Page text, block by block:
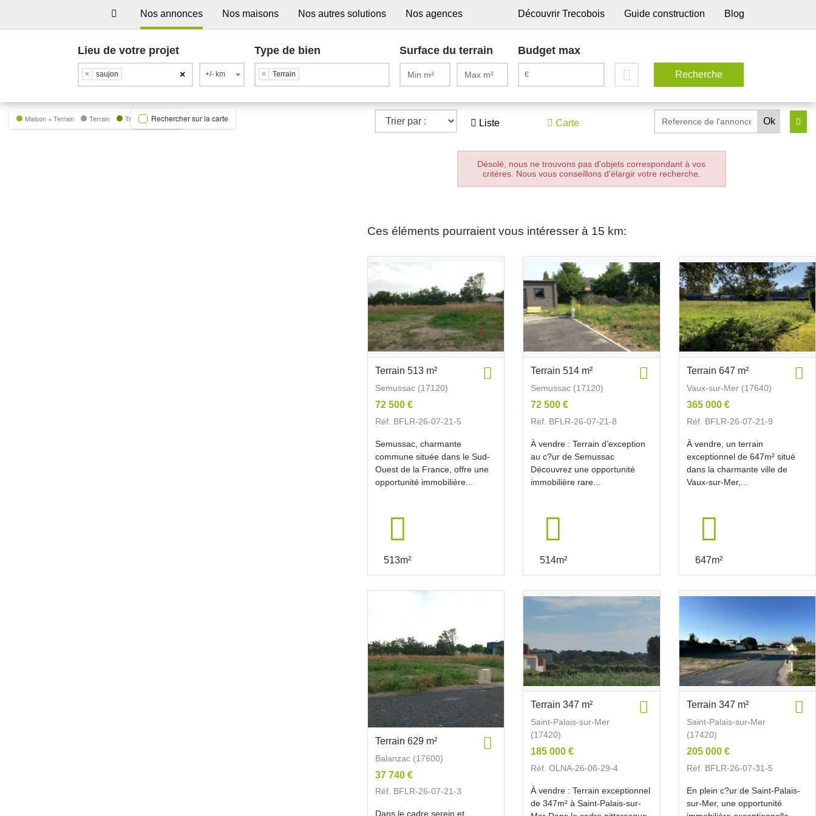
Nos annonces Nos maisons Nos autres solutions Nos agences Découvrir Trecobois Guide construction Blog
Lieu de votre projet
×
× saujon +/- km
Type de bien
× Terrain
Surface du terrain Budget max
Liste Carte
Maison + Terrain Terrain Trecobat GreenRechercher sur la carte
Désolé, nous ne trouvons pas d'objets correspondant à vos
critères. Nous vous conseillons d'élargir votre recherche.
Ces éléments pourraient vous intéresser à 15 km:
Terrain 513 m²
Semussac (17120)
72 500 €
Réf. BFLR-26-07-21-5
Semussac, charmante
commune située dans le Sud-
Ouest de la France, offre une
opportunité immobilière...
513m²
Terrain 514 m²
Semussac (17120)
72 500 €
Réf. BFLR-26-07-21-8
À vendre : Terrain d’exception
au c?ur de Semussac
Découvrez une opportunité
immobilière rare...
514m²
Terrain 647 m²
Vaux-sur-Mer (17640)
365 000 €
Réf. BFLR-26-07-21-9
À vendre, un terrain
exceptionnel de 647m² situé
dans la charmante ville de
Vaux-sur-Mer,...
647m²
Terrain 629 m²
Balanzac (17600)
37 740 €
Réf. BFLR-26-07-21-3
Dans le cadre serein et
Terrain 347 m²
Saint-Palais-sur-Mer
(17420)
185 000 €
Réf. OLNA-26-06-29-4
À vendre : Terrain exceptionnel
de 347m² à Saint-Palais-sur-
Terrain 347 m²
Saint-Palais-sur-Mer
(17420)
205 000 €
Réf. BFLR-26-07-31-5
En plein c?ur de Saint-Palais-
sur-Mer, une opportunité